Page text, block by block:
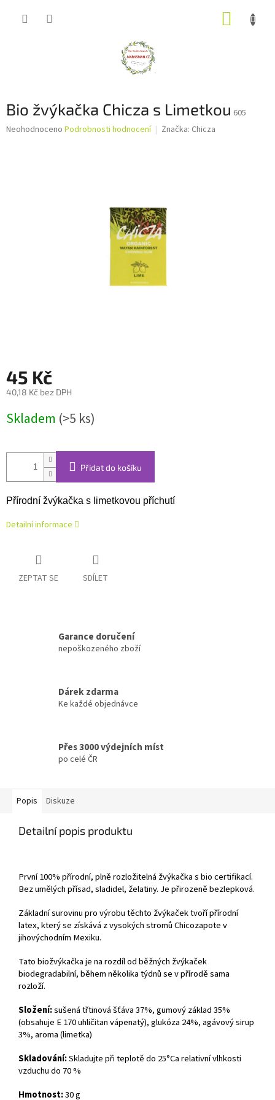
Bio žvýkačka Chicza s Limetkou 605
Průměrné
Neohodnoceno Podrobnosti hodnocení Značka: Chicza
45 Kč
40,18 Kč bez DPH
cena:
Skladem (>5 ks)
Přidat do košíku
Přírodní žvýkačka s limetkovou příchutí
Detailní informace
ZEPTAT SE SDÍLET
Garance doručení
nepoškozeného zboží
Dárek zdarma
Ke každé objednávce
Přes 3000 výdejních míst
po celé ČR
Popis Diskuze
Detailní popis produktu
První 100% přírodní, plně rozložitelná žvýkačka s bio certifikací.
Bez umělých přísad, sladidel, želatiny. Je přirozeně bezlepková.
Základní surovinu pro výrobu těchto žvýkaček tvoří přírodní
latex, který se získává z vysokých stromů Chicozapote v
jihovýchodním Mexiku.
Tato biožvýkačka je na rozdíl od běžných žvýkaček
biodegradabilní, během několika týdnů se v přírodě sama
rozloží.
Složení:sušená třtinová šťáva 37%, gumový základ 35%
(obsahuje E 170 uhličitan vápenatý), glukóza 24%, agávový sirup
3%, aroma (limetka)
Skladování:Skladujte při teplotě do 25°Ca relativní vlhkosti
vzduchu do 70 %
Hmotnost:30 g